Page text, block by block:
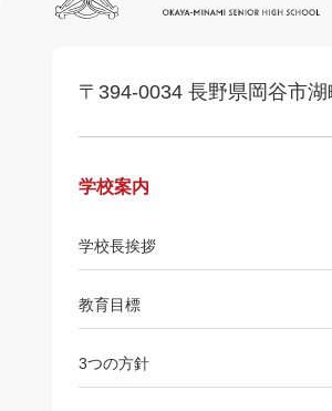
〒394-0034 長野県岡谷市
学校案内
学校長挨拶
教育目標
3つの方針